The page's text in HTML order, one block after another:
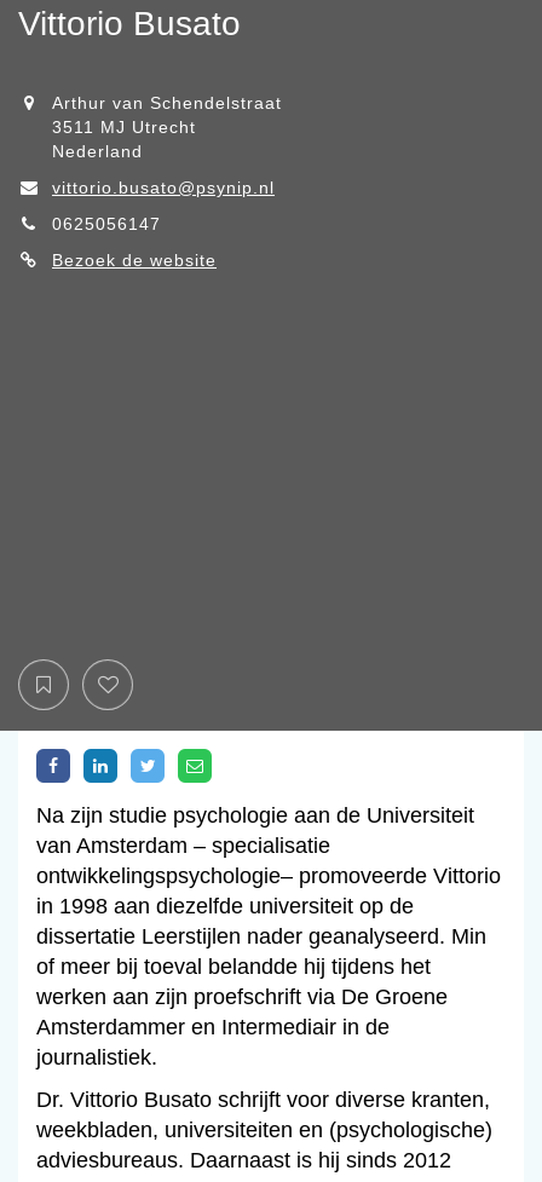
Vittorio Busato
Arthur van Schendelstraat
3511 MJ Utrecht
Nederland
vittorio.busato@psynip.nl
0625056147
Bezoek de website
Na zijn studie psychologie aan de Universiteit
van Amsterdam – specialisatie
ontwikkelingspsychologie– promoveerde Vittorio
in 1998 aan diezelfde universiteit op de
dissertatie Leerstijlen nader geanalyseerd. Min
of meer bij toeval belandde hij tijdens het
werken aan zijn proefschrift via De Groene
Amsterdammer en Intermediair in de
journalistiek.
Dr. Vittorio Busato schrijft voor diverse kranten,
weekbladen, universiteiten en (psychologische)
adviesbureaus. Daarnaast is hij sinds 2012